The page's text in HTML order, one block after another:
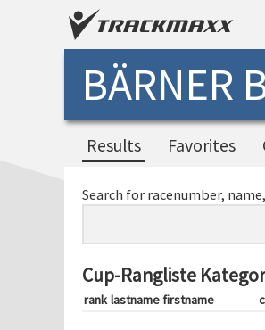
BÄRNER
Results Favorites
Search for racenumber,
Cup-Rangliste
rank lastname firstname